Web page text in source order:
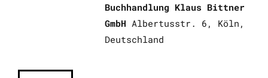
Buchhandlung Klaus Bittner
GmbH Albertusstr. 6, Köln,
Deutschland